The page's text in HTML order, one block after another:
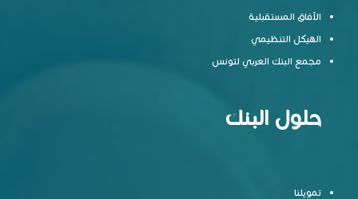
الآفاق المستقبلية
الهيكل التنظيمي
مجمع البنك العربي لتونس
حلول البنك
تمويلنا